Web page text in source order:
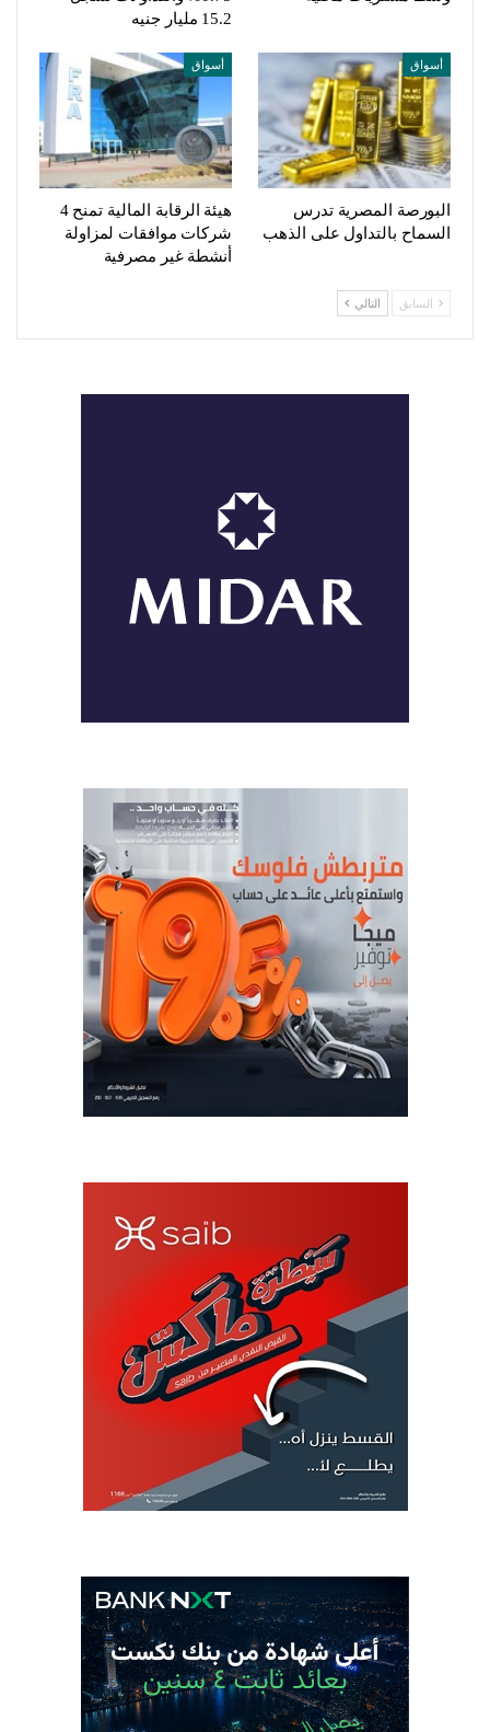
15.2 مليار جنيه
أسواق
البورصة المصرية تدرس
السماح بالتداول على الذهب
أسواق
هيئة الرقابة المالية تمنح 4
شركات موافقات لمزاولة
أنشطة غير مصرفية
السابق التالي